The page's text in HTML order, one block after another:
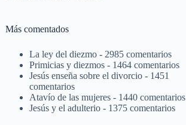
Más comentados
La ley del diezmo - 2985 comentarios
Primicias y diezmos - 1464 comentarios
Jesús enseña sobre el divorcio - 1451
comentarios
Atavío de las mujeres - 1440 comentarios
Jesús y el adulterio - 1375 comentarios